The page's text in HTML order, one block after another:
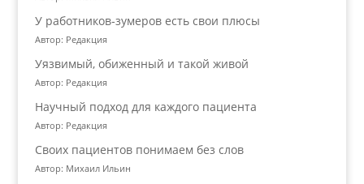
У работников‑зумеров есть свои плюсы
Автор: Редакция
Уязвимый, обиженный и такой живой
Автор: Редакция
Научный подход для каждого пациента
Автор: Редакция
Своих пациентов понимаем без слов
Автор: Михаил Ильин